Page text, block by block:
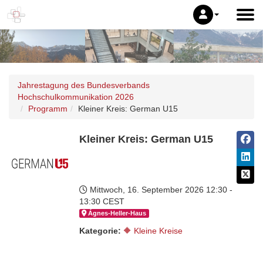
Jahrestagung des Bundesverbands
Hochschulkommunikation 2026
Programm
Kleiner Kreis: German U15
Kleiner Kreis: German U15
Mittwoch, 16. September 2026 12:30 -
13:30 CEST
Ágnes-Hel­ler-Haus
Kategorie: 🔶 Kleine Kreise